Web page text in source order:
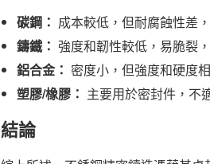
碳鋼： 成本較低，但耐腐蝕性差
鑄鐵： 強度和韌性較低，易脆裂
鋁合金： 密度小，但強度和硬度
塑膠/橡膠： 主要用於密封件，不
結論